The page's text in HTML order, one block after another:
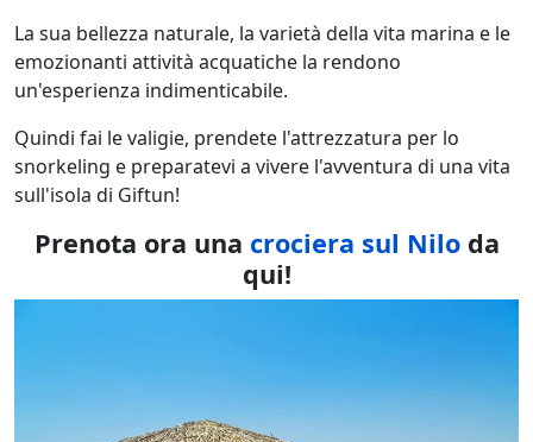
La sua bellezza naturale, la varietà della vita marina e le
emozionanti attività acquatiche la rendono
un'esperienza indimenticabile.
Quindi fai le valigie, prendete l'attrezzatura per lo
snorkeling e preparatevi a vivere l'avventura di una vita
sull'isola di Giftun!
Prenota ora una crociera sul Niloda
qui!